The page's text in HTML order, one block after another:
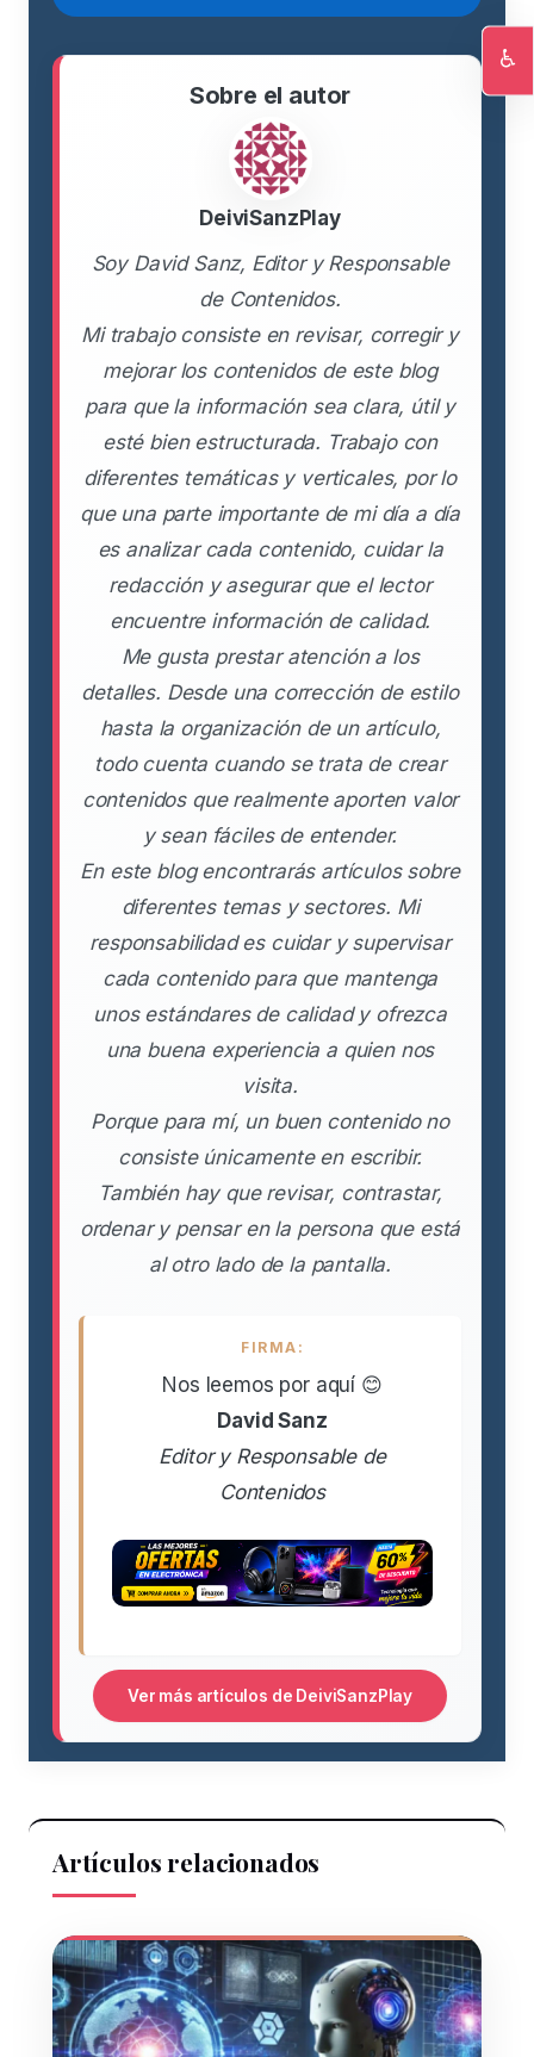
Sobre el autor
DeiviSanzPlay
Soy David Sanz, Editor y Responsable
de Contenidos.
Mi trabajo consiste en revisar, corregir y
mejorar los contenidos de este blog
para que la información sea clara, útil y
esté bien estructurada. Trabajo con
diferentes temáticas y verticales, por lo
que una parte importante de mi día a día
es analizar cada contenido, cuidar la
redacción y asegurar que el lector
encuentre información de calidad.
Me gusta prestar atención a los
detalles. Desde una corrección de estilo
hasta la organización de un artículo,
todo cuenta cuando se trata de crear
contenidos que realmente aporten valor
y sean fáciles de entender.
En este blog encontrarás artículos sobre
diferentes temas y sectores. Mi
responsabilidad es cuidar y supervisar
cada contenido para que mantenga
unos estándares de calidad y ofrezca
una buena experiencia a quien nos
visita.
Porque para mí, un buen contenido no
consiste únicamente en escribir.
También hay que revisar, contrastar,
ordenar y pensar en la persona que está
al otro lado de la pantalla.
FIRMA:
Nos leemos por aquí 😊
David Sanz
Editor y Responsable de
Contenidos
Ver más artículos de DeiviSanzPlay
Artículos relacionados
♿